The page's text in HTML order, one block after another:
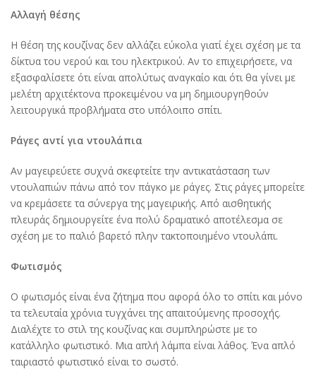
Αλλαγή θέσης
Η θέση της κουζίνας δεν αλλάζει εύκολα γιατί έχει σχέση με τα
δίκτυα του νερού και του ηλεκτρικού. Αν το επιχειρήσετε, να
εξασφαλίσετε ότι είναι απολύτως αναγκαίο και ότι θα γίνει με
μελέτη αρχιτέκτονα προκειμένου να μη δημιουργηθούν
λειτουργικά προβλήματα στο υπόλοιπο σπίτι.
Ράγες αντί για ντουλάπια
Αν μαγειρεύετε συχνά σκεφτείτε την αντικατάσταση των
ντουλαπιών πάνω από τον πάγκο με ράγες. Στις ράγες μπορείτε
να κρεμάσετε τα σύνεργα της μαγειρικής. Από αισθητικής
πλευράς δημιουργείτε ένα πολύ δραματικό αποτέλεσμα σε
σχέση με το παλιό βαρετό πλην τακτοποιημένο ντουλάπι.
Φωτισμός
Ο φωτισμός είναι ένα ζήτημα που αφορά όλο το σπίτι και μόνο
τα τελευταία χρόνια τυγχάνει της απαιτούμενης προσοχής.
Διαλέχτε το στιλ της κουζίνας και συμπληρώστε με το
κατάλληλο φωτιστικό. Μια απλή λάμπα είναι λάθος. Ένα απλό
ταιριαστό φωτιστικό είναι το σωστό.